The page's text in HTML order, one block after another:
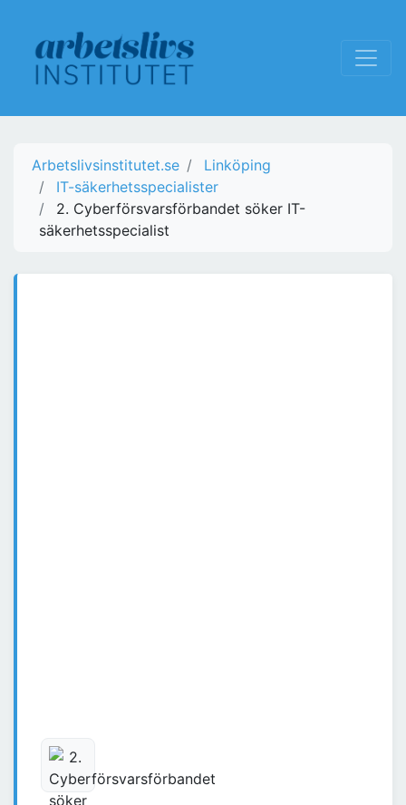
Arbetslivsinstitutet.se
Linköping
IT-säkerhetsspecialister
2. Cyberförsvarsförbandet söker IT-
säkerhetsspecialist